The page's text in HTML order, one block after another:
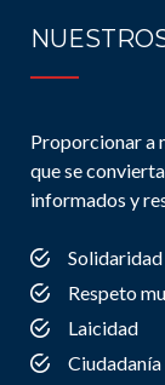
Proporcionar a
que se
informados y
Solidaridad
Respeto
Laicidad
Ciudadanía